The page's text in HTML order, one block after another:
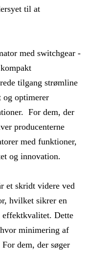
til at
med switchgear -
tilgang strømline
og optimerer
For dem, der
producenterne
med funktioner,
og innovation.
et skridt videre ved
hvilket sikrer en
effektkvalitet. Dette
minimering af
dem, der søger